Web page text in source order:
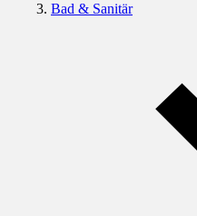
Bad & Sanitär